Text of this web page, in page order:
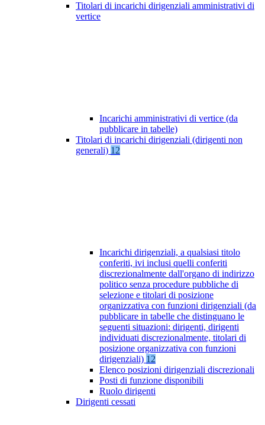
Titolari di incarichi dirigenziali amministrativi di
vertice
Incarichi amministrativi di vertice (da
pubblicare in tabelle)
Titolari di incarichi dirigenziali (dirigenti non
generali) 12
Incarichi dirigenziali, a qualsiasi titolo
conferiti, ivi inclusi quelli conferiti
discrezionalmente dall'organo di indirizzo
politico senza procedure pubbliche di
selezione e titolari di posizione
organizzativa con funzioni dirigenziali (da
pubblicare in tabelle che distinguano le
seguenti situazioni: dirigenti, dirigenti
individuati discrezionalmente, titolari di
posizione organizzativa con funzioni
dirigenziali) 12
Elenco posizioni dirigenziali discrezionali
Posti di funzione disponibili
Ruolo dirigenti
Dirigenti cessati